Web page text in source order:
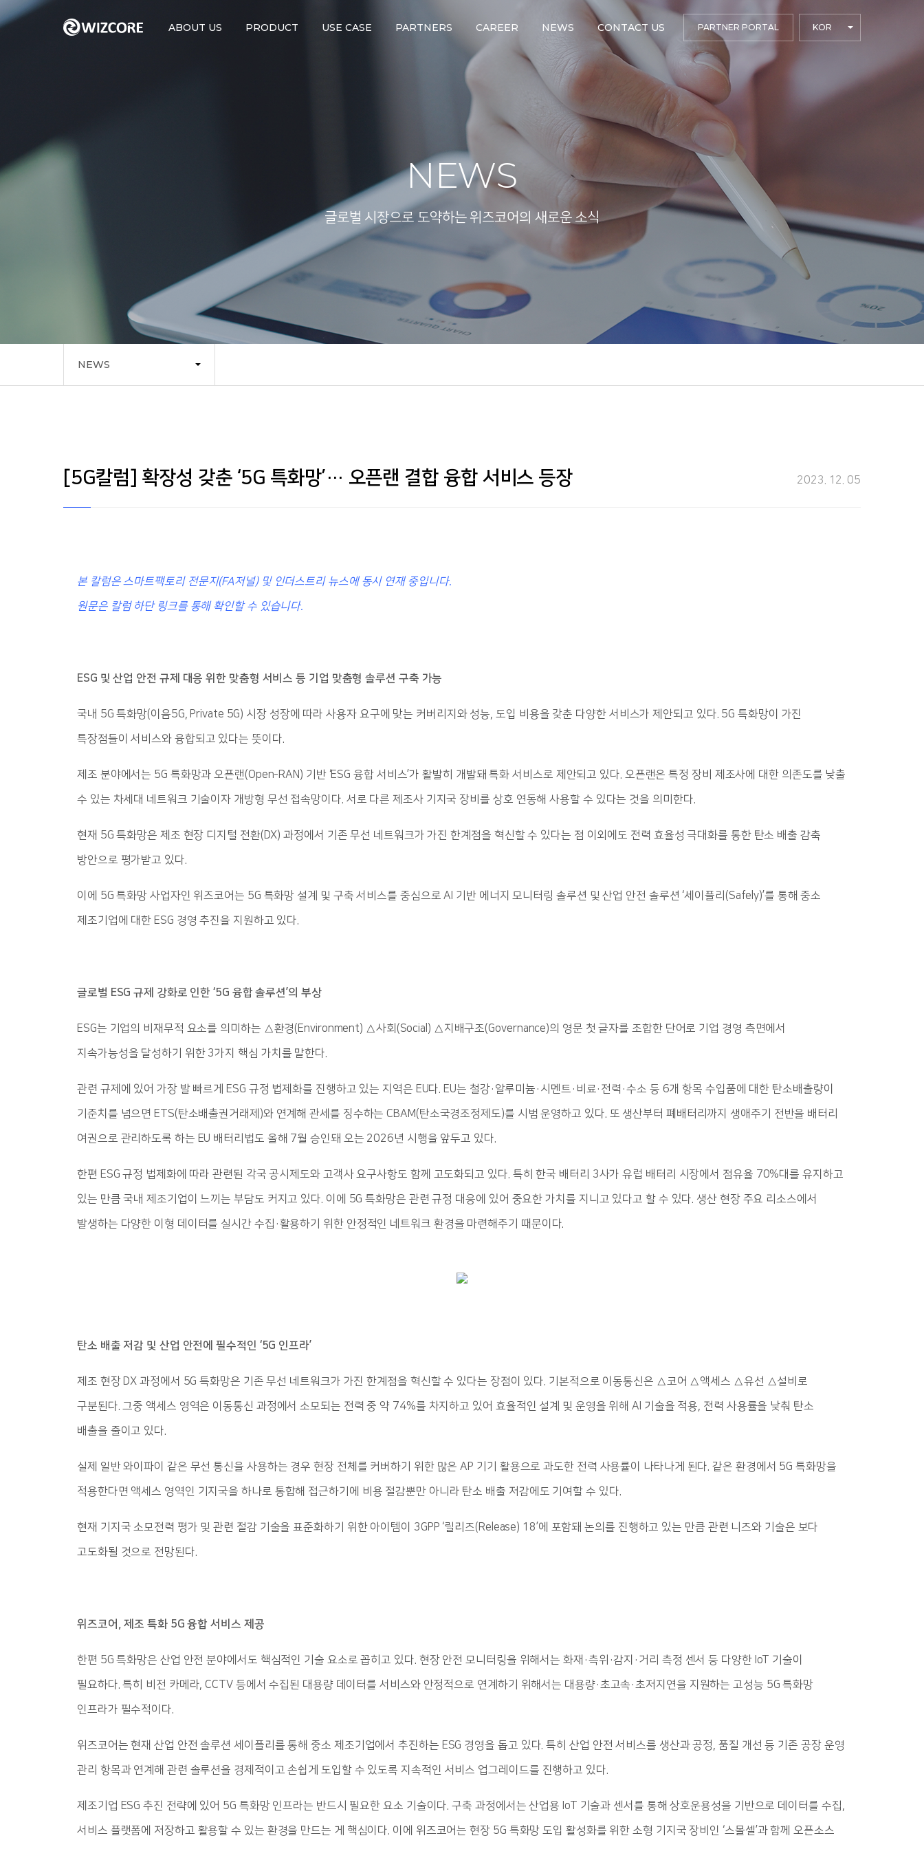
ABOUT US PRODUCT USE CASE PARTNERS CAREER NEWS CONTACT US PARTNER PORTAL KOR
NEWS
글로벌 시장으로 도약하는 위즈코어의 새로운 소식
NEWS
[5G칼럼] 확장성 갖춘 ‘5G 특화망’… 오픈랜 결합 융합 서비스 등장 2023. 12. 05
본 칼럼은스마트팩토리 전문지(FA저널) 및 인더스트리 뉴스에 동시 연재 중입니다.
원문은 칼럼 하단 링크를 통해 확인할 수 있습니다.
ESG 및 산업 안전 규제 대응 위한 맞춤형 서비스 등 기업 맞춤형 솔루션 구축 가능
국내 5G 특화망(이음5G, Private 5G) 시장 성장에 따라 사용자 요구에 맞는 커버리지와 성능, 도입 비용을 갖춘 다양한 서비스가 제안되고 있다. 5G 특화망이 가진
특장점들이 서비스와 융합되고 있다는 뜻이다.
제조 분야에서는 5G 특화망과 오픈랜(Open-RAN) 기반 ‘ESG 융합 서비스’가 활발히 개발돼 특화 서비스로 제안되고 있다. 오픈랜은 특정 장비 제조사에 대한 의존도를 낮출
수 있는 차세대 네트워크 기술이자 개방형 무선 접속망이다. 서로 다른 제조사 기지국 장비를 상호 연동해 사용할 수 있다는 것을 의미한다.
현재 5G 특화망은 제조 현장 디지털 전환(DX) 과정에서 기존 무선 네트워크가 가진 한계점을 혁신할 수 있다는 점 이외에도 전력 효율성 극대화를 통한 탄소 배출 감축
방안으로 평가받고 있다.
이에 5G 특화망 사업자인 위즈코어는 5G 특화망 설계 및 구축 서비스를 중심으로 AI 기반 에너지 모니터링 솔루션 및 산업 안전 솔루션 ‘세이플리(Safely)’를 통해 중소
제조기업에 대한 ESG 경영 추진을 지원하고 있다.
글로벌 ESG 규제 강화로 인한 ‘5G 융합 솔루션’의 부상
ESG는 기업의 비재무적 요소를 의미하는 △환경(Environment) △사회(Social) △지배구조(Governance)의 영문 첫 글자를 조합한 단어로 기업 경영 측면에서
지속가능성을 달성하기 위한 3가지 핵심 가치를 말한다.
관련 규제에 있어 가장 발 빠르게 ESG 규정 법제화를 진행하고 있는 지역은 EU다. EU는 철강·알루미늄·시멘트·비료·전력·수소 등 6개 항목 수입품에 대한 탄소배출량이
기준치를 넘으면 ETS(탄소배출권거래제)와 연계해 관세를 징수하는 CBAM(탄소국경조정제도)를 시범 운영하고 있다. 또 생산부터 폐배터리까지 생애주기 전반을 배터리
여권으로 관리하도록 하는 EU 배터리법도 올해 7월 승인돼 오는 2026년 시행을 앞두고 있다.
한편 ESG 규정 법제화에 따라 관련된 각국 공시제도와 고객사 요구사항도 함께 고도화되고 있다. 특히 한국 배터리 3사가 유럽 배터리 시장에서 점유율 70%대를 유지하고
있는 만큼 국내 제조기업이 느끼는 부담도 커지고 있다. 이에 5G 특화망은 관련 규정 대응에 있어 중요한 가치를 지니고 있다고 할 수 있다. 생산 현장 주요 리소스에서
발생하는 다양한 이형 데이터를 실시간 수집·활용하기 위한 안정적인 네트워크 환경을 마련해주기 때문이다.
탄소 배출 저감 및 산업 안전에 필수적인 ‘5G 인프라’
제조 현장 DX 과정에서 5G 특화망은 기존 무선 네트워크가 가진 한계점을 혁신할 수 있다는 장점이 있다. 기본적으로 이동통신은 △코어 △액세스 △유선 △설비로
구분된다. 그중 액세스 영역은 이동통신 과정에서 소모되는 전력 중 약 74%를 차지하고 있어 효율적인 설계 및 운영을 위해 AI 기술을 적용, 전력 사용률을 낮춰 탄소
배출을 줄이고 있다.
실제 일반 와이파이 같은 무선 통신을 사용하는 경우 현장 전체를 커버하기 위한 많은 AP 기기 활용으로 과도한 전력 사용률이 나타나게 된다. 같은 환경에서 5G 특화망을
적용한다면 액세스 영역인 기지국을 하나로 통합해 접근하기에 비용 절감뿐만 아니라 탄소 배출 저감에도 기여할 수 있다.
현재 기지국 소모전력 평가 및 관련 절감 기술을 표준화하기 위한 아이템이 3GPP ‘릴리즈(Release) 18’에 포함돼 논의를 진행하고 있는 만큼 관련 니즈와 기술은 보다
고도화될 것으로 전망된다.
위즈코어, 제조 특화 5G 융합 서비스 제공
한편 5G 특화망은 산업 안전 분야에서도 핵심적인 기술 요소로 꼽히고 있다. 현장 안전 모니터링을 위해서는 화재·측위·감지·거리 측정 센서 등 다양한 IoT 기술이
필요하다. 특히 비전 카메라, CCTV 등에서 수집된 대용량 데이터를 서비스와 안정적으로 연계하기 위해서는 대용량·초고속·초저지연을 지원하는 고성능 5G 특화망
인프라가 필수적이다.
위즈코어는 현재 산업 안전 솔루션 세이플리를 통해 중소 제조기업에서 추진하는 ESG 경영을 돕고 있다. 특히 산업 안전 서비스를 생산과 공정, 품질 개선 등 기존 공장 운영
관리 항목과 연계해 관련 솔루션을 경제적이고 손쉽게 도입할 수 있도록 지속적인 서비스 업그레이드를 진행하고 있다.
제조기업 ESG 추진 전략에 있어 5G 특화망 인프라는 반드시 필요한 요소 기술이다. 구축 과정에서는 산업용 IoT 기술과 센서를 통해 상호운용성을 기반으로 데이터를 수집,
서비스 플랫폼에 저장하고 활용할 수 있는 환경을 만드는 게 핵심이다. 이에 위즈코어는 현장 5G 특화망 도입 활성화를 위한 소형 기지국 장비인 ‘스몰셀’과 함께 오픈소스